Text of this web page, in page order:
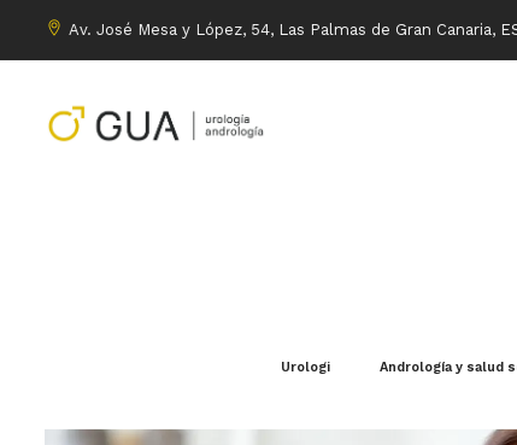
Av. José Mesa y López, 54, Las Palmas de Gran Canaria,
Urologi Andrología y salud